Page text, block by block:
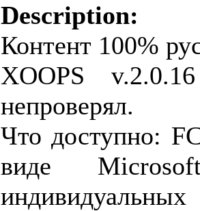
Description:
Контент 100%
XOOPS
непроверял.
Что доступно:
виде